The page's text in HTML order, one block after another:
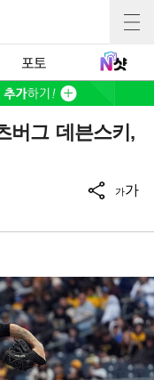
포토
버그 데븐스키,
가가